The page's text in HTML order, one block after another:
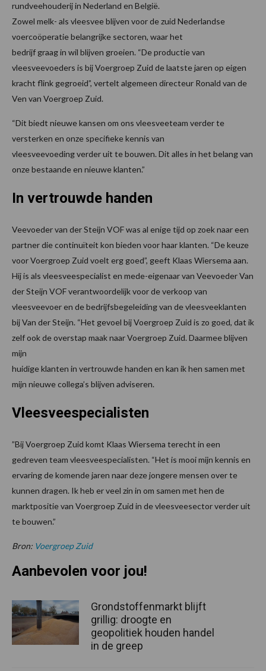
rundveehouderij in Nederland en België.
Zowel melk- als vleesvee blijven voor de zuid Nederlandse
voercoöperatie belangrijke sectoren, waar het
bedrijf graag in wil blijven groeien. “De productie van
vleesveevoeders is bij Voergroep Zuid de laatste jaren op eigen
kracht flink gegroeid”, vertelt algemeen directeur Ronald van de
Ven van Voergroep Zuid.
“Dit biedt nieuwe kansen om ons vleesveeteam verder te
versterken en onze specifieke kennis van
vleesveevoeding verder uit te bouwen. Dit alles in het belang van
onze bestaande en nieuwe klanten.”
In vertrouwde handen
Veevoeder van der Steijn VOF was al enige tijd op zoek naar een
partner die continuïteit kon bieden voor haar klanten. “De keuze
voor Voergroep Zuid voelt erg goed”, geeft Klaas Wiersema aan.
Hij is als vleesveespecialist en mede-eigenaar van Veevoeder Van
der Steijn VOF verantwoordelijk voor de verkoop van
vleesveevoer en de bedrijfsbegeleiding van de vleesveeklanten
bij Van der Steijn. “Het gevoel bij Voergroep Zuid is zo goed, dat ik
zelf ook de overstap maak naar Voergroep Zuid. Daarmee blijven
mijn
huidige klanten in vertrouwde handen en kan ik hen samen met
mijn nieuwe collega’s blijven adviseren.
Vleesveespecialisten
”Bij Voergroep Zuid komt Klaas Wiersema terecht in een
gedreven team vleesveespecialisten. “Het is mooi mijn kennis en
ervaring de komende jaren naar deze jongere mensen over te
kunnen dragen. Ik heb er veel zin in om samen met hen de
marktpositie van Voergroep Zuid in de vleesveesector verder uit
te bouwen.”
Bron: Voergroep Zuid
Aanbevolen voor jou!
Grondstoffenmarkt blijft
grillig: droogte en
geopolitiek houden handel
in de greep